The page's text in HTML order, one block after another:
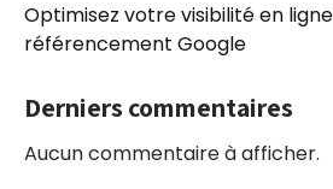
Optimisez votre visibilité en
référencement Google
Derniers commentaires
Aucun commentaire à afficher.